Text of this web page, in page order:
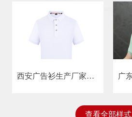
西安广告衫生产厂家来恩凯娅（laienkaiya）服装厂
查看全部样式